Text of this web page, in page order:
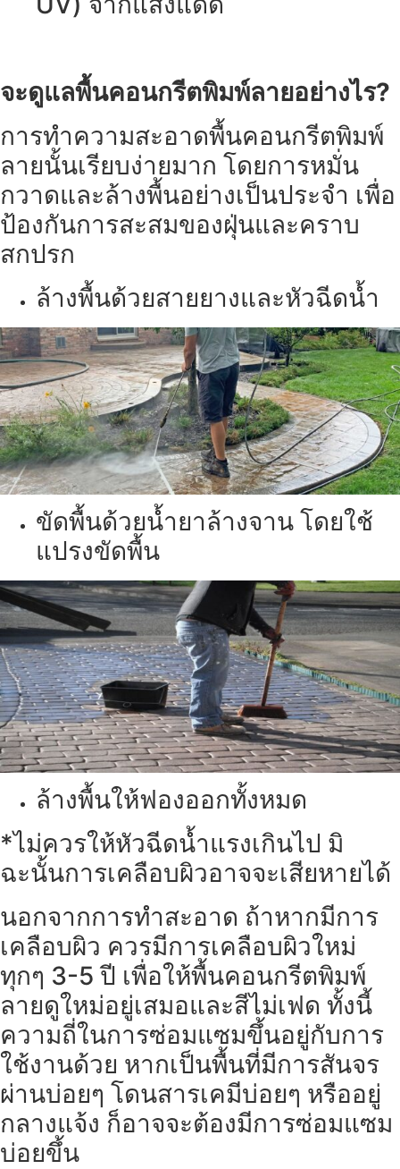
จะดูแลพื้นคอนกรีตพิมพ์ลายอย่างไร?
การทำความสะอาดพื้นคอนกรีตพิมพ์
ลายนั้นเรียบง่ายมาก โดยการหมั่น
กวาดและล้างพื้นอย่างเป็นประจำ เพื่อ
ป้องกันการสะสมของฝุ่นและคราบ
สกปรก
ล้างพื้นด้วยสายยางและหัวฉีดน้ำ
ขัดพื้นด้วยน้ำยาล้างจาน โดยใช้
แปรงขัดพื้น
ล้างพื้นให้ฟองออกทั้งหมด
*ไม่ควรให้หัวฉีดน้ำแรงเกินไป มิ
ฉะนั้นการเคลือบผิวอาจจะเสียหายได้
นอกจากการทำสะอาด ถ้าหากมีการ
เคลือบผิว ควรมีการเคลือบผิวใหม่
ทุกๆ 3-5 ปี เพื่อให้พื้นคอนกรีตพิมพ์
ลายดูใหม่อยู่เสมอและสีไม่เฟด ทั้งนี้
ความถี่ในการซ่อมแซมขึ้นอยู่กับการ
ใช้งานด้วย หากเป็นพื้นที่มีการสันจร
ผ่านบ่อยๆ โดนสารเคมีบ่อยๆ หรืออยู่
กลางแจ้ง ก็อาจจะต้องมีการซ่อมแซม
บ่อยขึ้น